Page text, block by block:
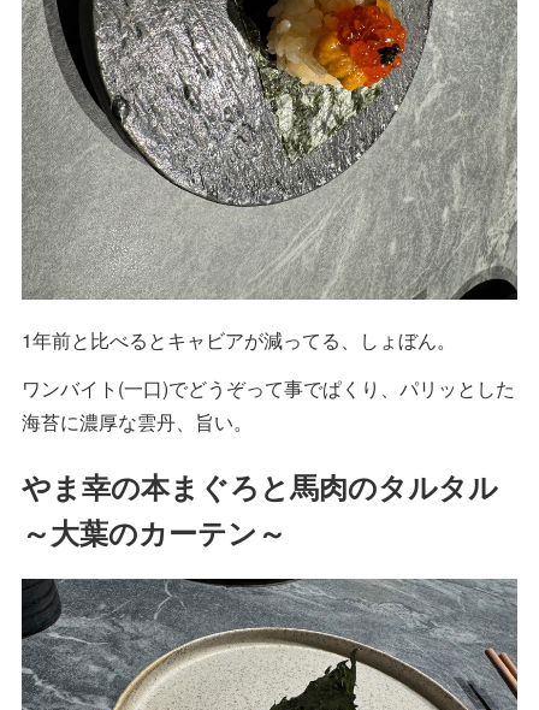
1年前と比べるとキャビアが減ってる、しょぼん。
ワンバイト(一口)でどうぞって事でぱくり、パリッとした
海苔に濃厚な雲丹、旨い。
やま幸の本まぐろと馬肉のタルタル
～大葉のカーテン～